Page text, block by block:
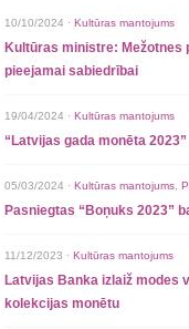
10/10/2024 · Kultūras mantojums
Kultūras ministre: Mežotnes
pieejamai sabiedrībai
19/04/2024 · Kultūras mantojums
“Latvijas gada monēta
05/03/2024 · Kultūras mantojums
Pasniegtas “Boņuks 2023”
11/12/2023 · Kultūras mantojums
Latvijas Banka izlaiž modes
kolekcijas monētu